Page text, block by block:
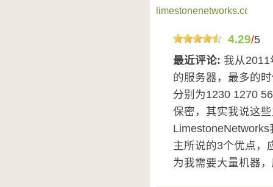
limestonenetworks.com»
4.29/5
最近评论: 我从2011
的服务器，最多的
分别为1230 1270
保密，其实我说这
主所说的3个优点，
为我需要大量机器